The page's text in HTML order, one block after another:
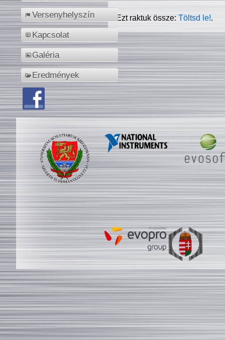
Versenyhelyszín
Kapcsolat
Galéria
Eredmények
Ezt raktuk össze:Töltsd le!.